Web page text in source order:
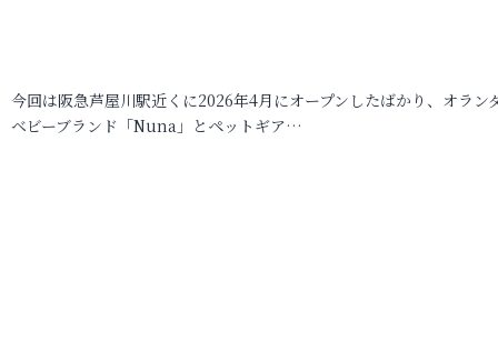
今回は阪急芦屋川駅近くに2026年4月にオープンしたばかり、オラン
ベビーブランド「Nuna」とペットギア…